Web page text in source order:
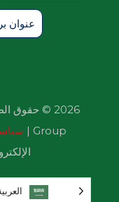
Group |